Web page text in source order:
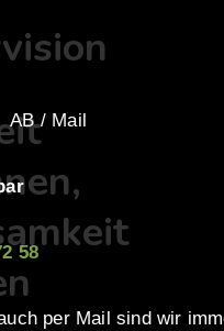
AB / Mail
58
per Mail sind wir